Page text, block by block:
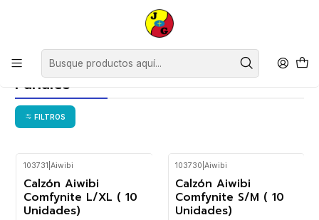
Disponible sólo Retiro en Tienda Osorno.
Bebé
Pañales
FILTROS
103731 Aiwibi
Calzón Aiwibi
Comfynite L/XL ( 10
Unidades)
103730 Aiwibi
Calzón Aiwibi
Comfynite S/M ( 10
Unidades)